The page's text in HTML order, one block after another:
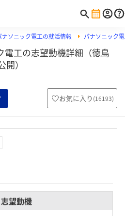
ナソニック電工の就活情報 パナソニック
電工の志望動機詳細（徳島
）
お気に入り (16193)
志望動機